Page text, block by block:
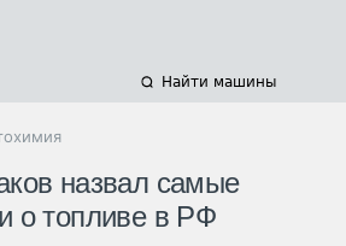
Найти машины
назвал самые
о топливе в РФ